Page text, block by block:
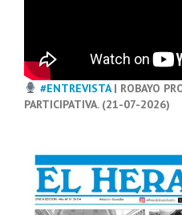
#ENTREVISTA| ROBAYO
PARTICIPATIVA. (21-07-2026)